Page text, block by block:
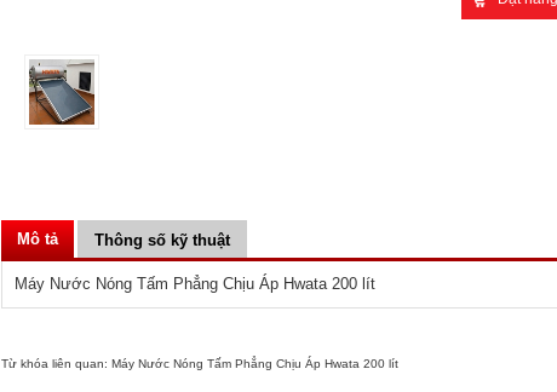
Mô tả Thông số kỹ thuật
Máy Nước Nóng Tấm Phẳng Chịu Áp Hwata 200 lít
Từ khóa liên quan: Máy Nước Nóng Tấm Phẳng Chịu Áp Hwata 200 lít